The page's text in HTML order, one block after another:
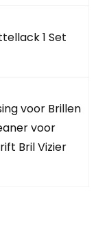
1 Set
voor Brillen
voor
Bril Vizier